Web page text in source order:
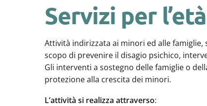
Servizi per
Attività indirizzata ai minori ed alle
scopo di prevenire il disagio psichico,
Gli interventi a sostegno delle famiglie o
protezione alla crescita dei minori.
L’attività si realizza attraverso: